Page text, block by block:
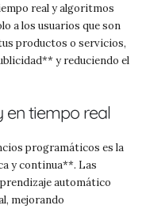
real y algoritmos
a los usuarios que son
productos o servicios,
y reduciendo el
en tiempo real
programáticos es la
y continua**. Las
automático
mejorando